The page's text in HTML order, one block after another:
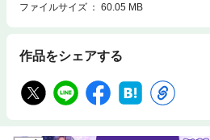
フリーソフトライブラリ◆ミスPサロン◆
録DVD-ROM」は本品には付属いたしませ
専用ページからダウンロードできます。
ファイルサイズ
60.05 MB
作品をシェアする